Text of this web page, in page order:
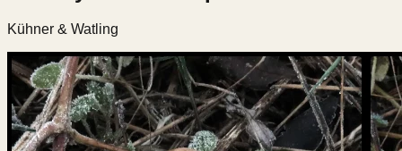
Kühner & Watling